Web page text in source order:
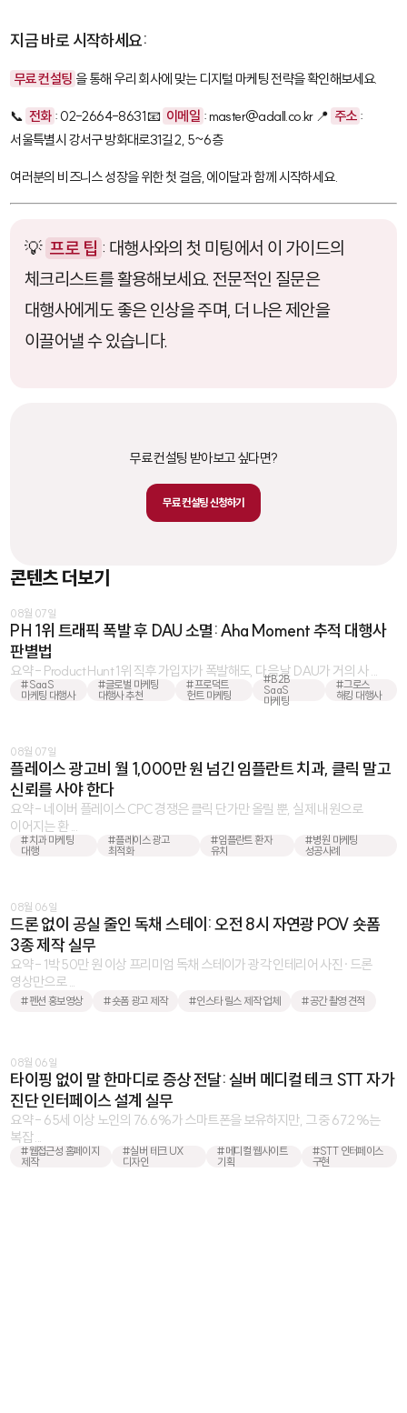
지금 바로 시작하세요:
무료 컨설팅 을 통해 우리 회사에 맞는 디지털 마케팅 전략을 확인해보세요.
📞 전화 : 02-2664-8631 📧 이메일 : master@adall.co.kr 📍 주소 :
서울특별시 강서구 방화대로31길 2, 5~6층
여러분의 비즈니스 성장을 위한 첫 걸음, 에이달과 함께 시작하세요.
💡 프로 팁 : 대행사와의 첫 미팅에서 이 가이드의
체크리스트를 활용해보세요. 전문적인 질문은
대행사에게도 좋은 인상을 주며, 더 나은 제안을
이끌어낼 수 있습니다.
무료 컨설팅 받아보고 싶다면?
무료 컨설팅 신청하기
콘텐츠 더보기
08월 07일
PH 1위 트래픽 폭발 후 DAU 소멸: Aha Moment 추적 대행사
판별법
요약 - Product Hunt 1위 직후 가입자가 폭발해도, 다음 날 DAU가 거의 사 ...
#SaaS
마케팅 대행사
#글로벌 마케팅
대행사 추천
#프로덕트
헌트 마케팅
#B2B
SaaS
마케팅
#그로스
해킹 대행사
08월 07일
플레이스 광고비 월 1,000만 원 넘긴 임플란트 치과, 클릭 말고
신뢰를 사야 한다
요약 - 네이버 플레이스 CPC 경쟁은 클릭 단가만 올릴 뿐, 실제 내원으로
이어지는 환 ...
#치과 마케팅
대행
#플레이스 광고
최적화
#임플란트 환자
유치
#병원 마케팅
성공사례
08월 06일
드론 없이 공실 줄인 독채 스테이: 오전 8시 자연광 POV 숏폼
3종 제작 실무
요약 - 1박 50만 원 이상 프리미엄 독채 스테이가 광각 인테리어 사진·드론
영상만으로 ...
#펜션 홍보영상 #숏폼 광고 제작 #인스타 릴스 제작 업체 #공간 촬영 견적
08월 06일
타이핑 없이 말 한마디로 증상 전달: 실버 메디컬 테크 STT 자가
진단 인터페이스 설계 실무
요약 - 65세 이상 노인의 76.6%가 스마트폰을 보유하지만, 그 중 67.2%는
복잡 ...
#웹접근성 홈페이지
제작
#실버 테크 UX
디자인
#메디컬 웹사이트
기획
#STT 인터페이스
구현